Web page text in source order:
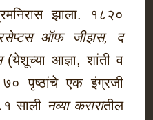
झाला. १८२०
ऑफ जीझस, द
(येशूच्या आज्ञा, शांती व
७० पृष्ठांचे एक इंग्रजी
साली नव्या करारातील